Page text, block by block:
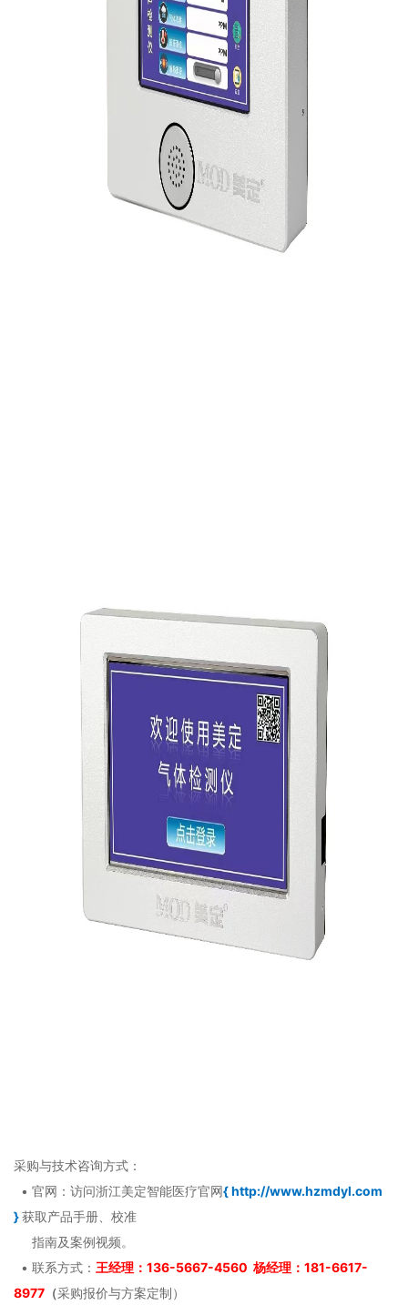
采购与技术咨询方式：
• 官网：访问浙江美定智能医疗官网{http://www.hzmdyl.com
}获取产品手册、校准
指南及案例视频。
• 联系方式： 王经理：136-5667-4560 杨经理：181-6617-
8977 （采购报价与方案定制）